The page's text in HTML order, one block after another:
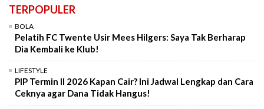
TERPOPULER
BOLA
Pelatih FC Twente Usir Mees Hilgers: Saya Tak Berharap
Dia Kembali ke Klub!
LIFESTYLE
PIP Termin II 2026 Kapan Cair? Ini Jadwal Lengkap dan Cara
Ceknya agar Dana Tidak Hangus!